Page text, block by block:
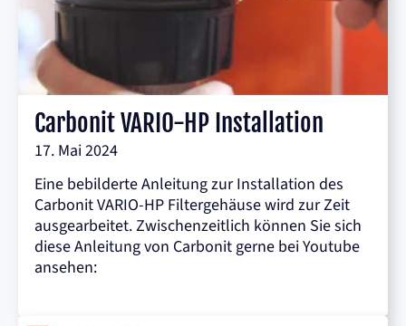
Carbonit VARIO-HP Installation
17. Mai 2024
Eine bebilderte Anleitung zur Installation des
Carbonit VARIO-HP Filtergehäuse wird zur Zeit
ausgearbeitet. Zwischenzeitlich können Sie sich
diese Anleitung von Carbonit gerne bei Youtube
ansehen: